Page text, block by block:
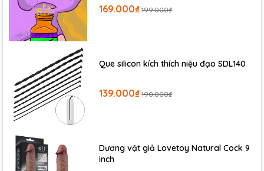
169.000₫ 199.000₫
Que silicon kích thích niệu đạo SDL140
139.000₫ 190.000₫
Dương vật giả Lovetoy Natural Cock 9
inch